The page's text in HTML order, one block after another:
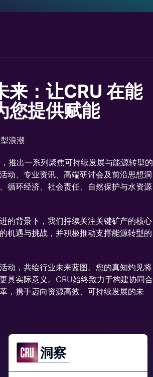
来：让CRU 在能
您提供赋能
浪潮
推出一系列聚焦可持续发展与能源转型的
动、专业资讯、高端研讨会及前沿思想洞
循环经济、社会责任、自然保护与水资源
的背景下，我们持续关注关键矿产的核心
机遇与挑战，并积极推动支撑能源转型的
动，共绘行业未来蓝图。您的真知灼见将
具实际意义。CRU始终致力于构建协同合
，携手迈向资源高效、可持续发展的未
洞察